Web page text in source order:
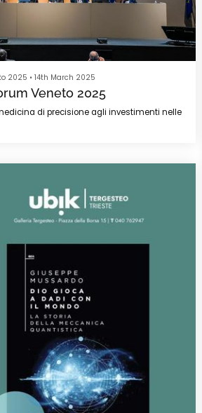
2025 •14th March 2025
Veneto 2025
di precisione agli investimenti nelle